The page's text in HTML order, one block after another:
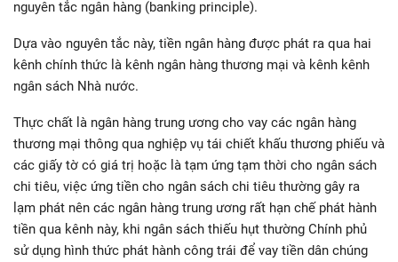
nguyên tắc ngân hàng (banking principle).
Dựa vào nguyên tắc này, tiền ngân hàng được phát ra qua hai
kênh chính thức là kênh ngân hàng thương mại và kênh kênh
ngân sách Nhà nước.
Thực chất là ngân hàng trung ương cho vay các ngân hàng
thương mại thông qua nghiệp vụ tái chiết khấu thương phiếu và
các giấy tờ có giá trị hoặc là tạm ứng tạm thời cho ngân sách
chi tiêu, việc ứng tiền cho ngân sách chi tiêu thường gây ra
lạm phát nên các ngân hàng trung ương rất hạn chế phát hành
tiền qua kênh này, khi ngân sách thiếu hụt thường Chính phủ
sử dụng hình thức phát hành công trái để vay tiền dân chúng